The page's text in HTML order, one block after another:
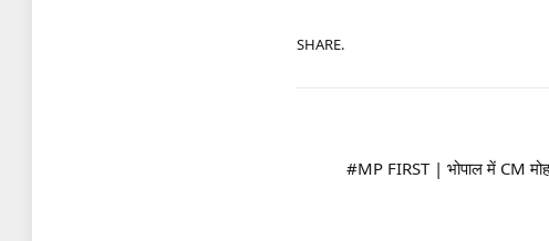
SHARE.
#MP FIRST | भोपाल में CM